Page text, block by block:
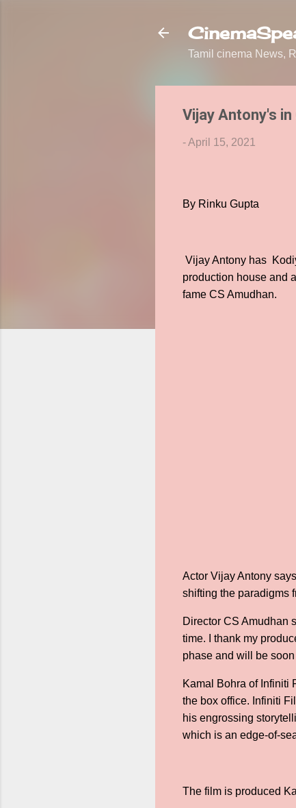
Tamil cinema News,
Vijay Antony's
-April 15, 2021
By Rinku Gupta
Vijay Antony has
production house and
fame CS Amudhan.
Actor Vijay Antony
shifting the paradigms
Director CS Amudhan
time. I thank my
phase and will be
Kamal Bohra of Infiniti
the box office. Infiniti
his engrossing
which is an edge-of-
The film is produced